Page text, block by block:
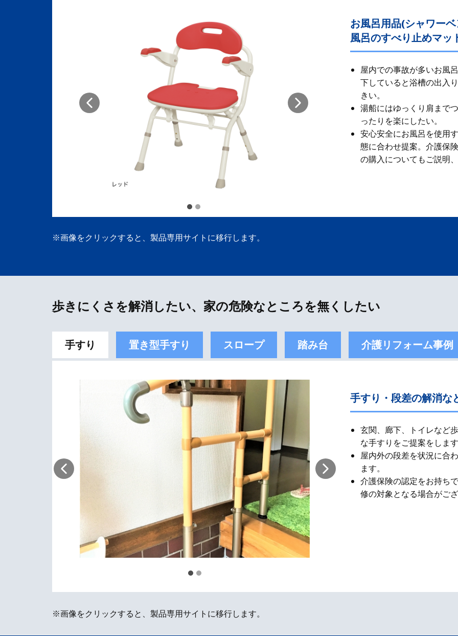
お風呂用品(シャワー
風呂のすべり止めマッ
屋内での事故が多いお風
下していると浴槽の出入
きい。
湯船にはゆっくり肩まで
ったりを楽にしたい。
安心安全にお風呂を使用
態に合わせ提案。 ​ 介護保
の購入についてもご説明
※画像をクリックすると、製品専用サイトに移行します。
歩きにくさを解消したい、家の危険なところを無くしたい
手すり 置き型手すり スロープ 踏み台 介護リフォーム事例
手すり・段差の解消な
玄関、廊下、トイレなど
な手すりをご提案をしま
屋内外の段差を状況に合
ます。
介護保険の認定をお持ち
修の対象となる場合がご
※画像をクリックすると、製品専用サイトに移行します。